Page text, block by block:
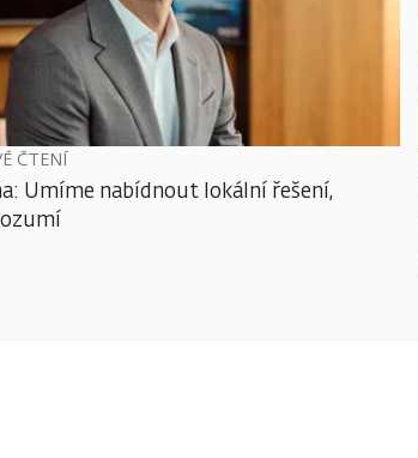
ČTENÍ
Umíme nabídnout lokální řešení,